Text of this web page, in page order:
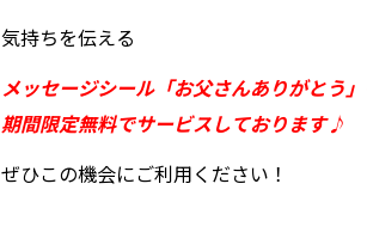
気持ちを伝える
メッセージシール「お父さんありがとう
期間限定無料でサービスしております♪
ぜひこの機会にご利用ください！